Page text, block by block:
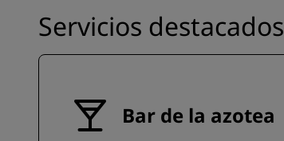
Servicios destacados
Bar de la azotea